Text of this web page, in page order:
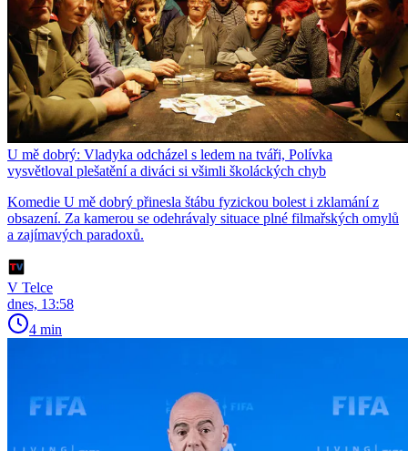
U mě dobrý: Vladyka odcházel s ledem na tváři, Polívka
vysvětloval plešatění a diváci si všimli školáckých chyb
Komedie U mě dobrý přinesla štábu fyzickou bolest i zklamání z
obsazení. Za kamerou se odehrávaly situace plné filmařských omylů
a zajímavých paradoxů.
V Telce
dnes, 13:58
4 min